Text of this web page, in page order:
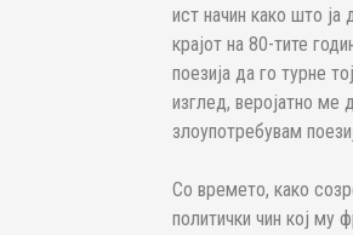
ист начин како што
крајот на 80-тите
поезија да го турне
изглед, веројатно ме
злоупотребувам
Со времето, како
политички чин кој му